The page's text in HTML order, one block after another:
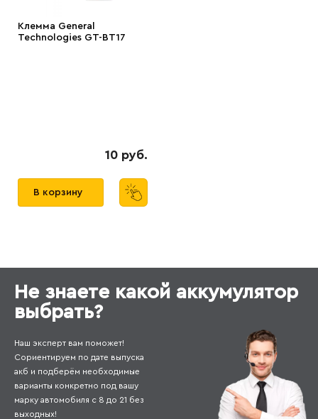
Клемма General
Technologies GT-BT17
10 руб.
В корзину
Не знаете какой аккумулятор
выбрать?
Наш эксперт вам поможет!
Сориентируем по дате выпуска
акб и подберём необходимые
варианты конкретно под вашу
марку автомобиля с 8 до 21 без
выходных!